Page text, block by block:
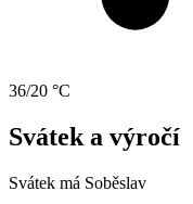
36/20 °C
Svátek a výročí
Svátek má Soběslav